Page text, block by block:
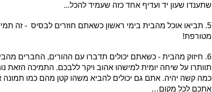
שתענדו שעון יד ועדיף אחד כזה שעמיד להכל...
5. תביאו אוכל מהבית בימי ראשון כשאתם חוזרים לבסיס - זה
מטורפת!
6. חיזוק מהבית - כשאתם יכולים תדברו עם ההורים, החברים
תוותרו על שיחה יומית למישהו אהוב ויקר ללבכם. התמיכה הזאת
כמה קשה יהיה. אתם גם יכולים להביא משהו קטן מהם כמו
אתכם לכל מקום…